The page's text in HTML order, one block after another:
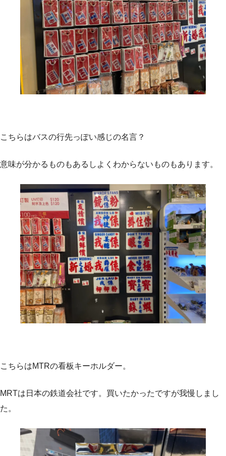
こちらはバスの行先っぽい感じの名言？
意味が分かるものもあるしよくわからないものもあります。
こちらはMTRの看板キーホルダー。
MRTは日本の鉄道会社です。買いたかったですが我慢しまし
た。